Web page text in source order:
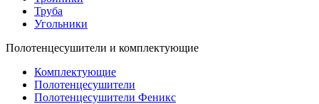
Труба
Угольники
Полотенцесушители и комплектующие
Комплектующие
Полотенцесушители
Полотенцесушители Феникс